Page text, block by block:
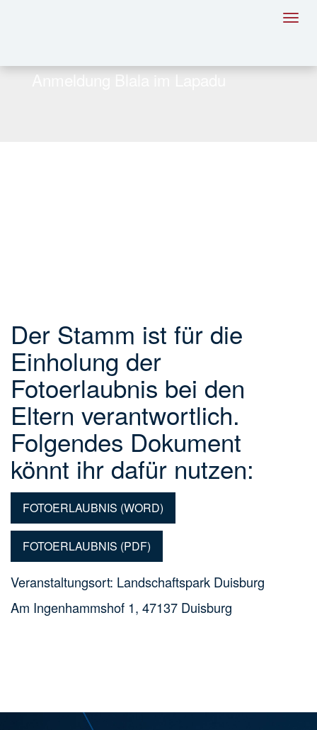
Anmeldung Blala im Lapadu
Der Stamm ist für die
Einholung der
Fotoerlaubnis bei den
Eltern verantwortlich.
Folgendes Dokument
könnt ihr dafür nutzen:
FOTOERLAUBNIS (WORD)
FOTOERLAUBNIS (PDF)
Veranstaltungsort: Landschaftspark Duisburg
Am Ingenhammshof 1, 47137 Duisburg